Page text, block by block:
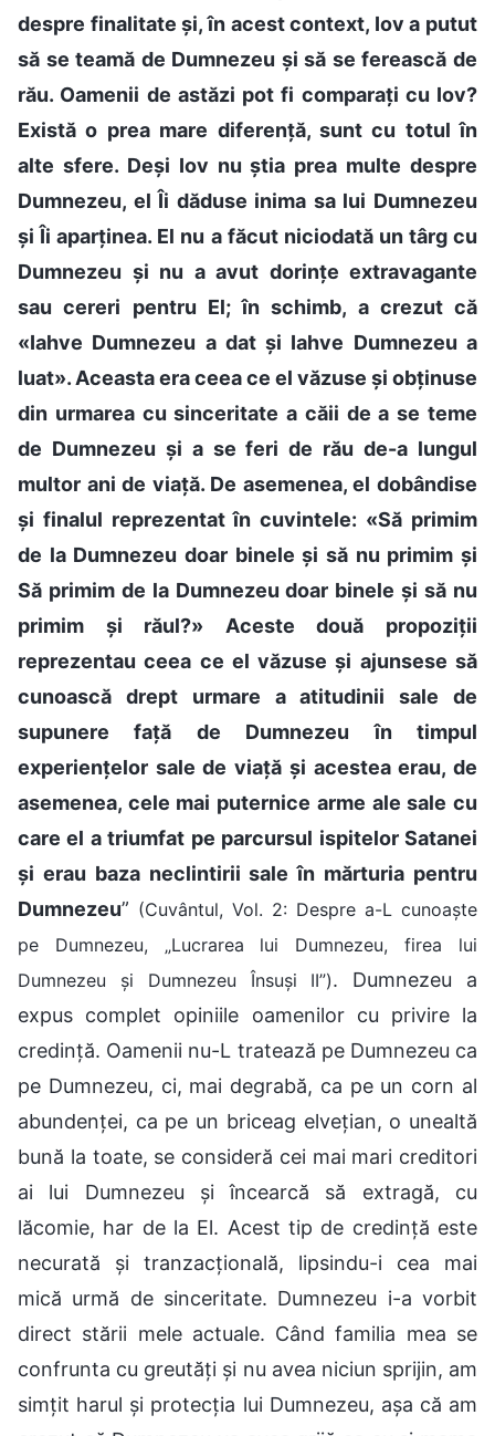
despre finalitate și, în acest context, Iov a putut
să se teamă de Dumnezeu și să se ferească de
rău. Oamenii de astăzi pot fi comparați cu Iov?
Există o prea mare diferență, sunt cu totul în
alte sfere. Deși Iov nu știa prea multe despre
Dumnezeu, el Îi dăduse inima sa lui Dumnezeu
și Îi aparținea. El nu a făcut niciodată un târg cu
Dumnezeu și nu a avut dorințe extravagante
sau cereri pentru El; în schimb, a crezut că
«Iahve Dumnezeu a dat și Iahve Dumnezeu a
luat». Aceasta era ceea ce el văzuse și obținuse
din urmarea cu sinceritate a căii de a se teme
de Dumnezeu și a se feri de rău de-a lungul
multor ani de viață. De asemenea, el dobândise
și finalul reprezentat în cuvintele: «Să primim
de la Dumnezeu doar binele și să nu primim și
Să primim de la Dumnezeu doar binele și să nu
primim și răul?» Aceste două propoziții
reprezentau ceea ce el văzuse și ajunsese să
cunoască drept urmare a atitudinii sale de
supunere față de Dumnezeu în timpul
experiențelor sale de viață și acestea erau, de
asemenea, cele mai puternice arme ale sale cu
care el a triumfat pe parcursul ispitelor Satanei
și erau baza neclintirii sale în mărturia pentru
Dumnezeu” (Cuvântul, Vol. 2: Despre a-L cunoaște
pe Dumnezeu, „Lucrarea lui Dumnezeu, firea lui
Dumnezeu și Dumnezeu Însuși II”). Dumnezeu a
expus complet opiniile oamenilor cu privire la
credință. Oamenii nu-L tratează pe Dumnezeu ca
pe Dumnezeu, ci, mai degrabă, ca pe un corn al
abundenței, ca pe un briceag elvețian, o unealtă
bună la toate, se consideră cei mai mari creditori
ai lui Dumnezeu și încearcă să extragă, cu
lăcomie, har de la El. Acest tip de credință este
necurată și tranzacțională, lipsindu-i cea mai
mică urmă de sinceritate. Dumnezeu i-a vorbit
direct stării mele actuale. Când familia mea se
confrunta cu greutăți și nu avea niciun sprijin, am
simțit harul și protecția lui Dumnezeu, așa că am